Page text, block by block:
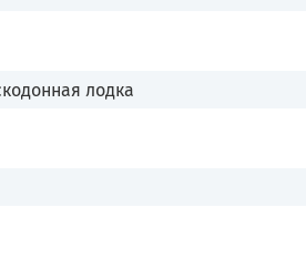
лодка